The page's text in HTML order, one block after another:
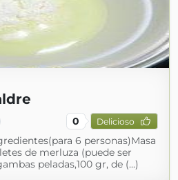
0 Delicioso
6 personas)Masa
de merluza (puede ser
peladas,100 gr, de (...)